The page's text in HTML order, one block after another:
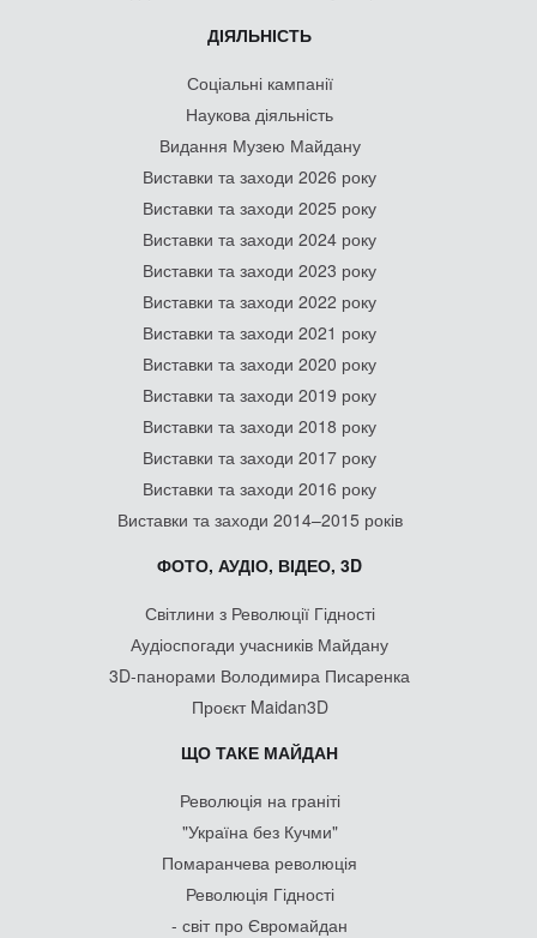
ДІЯЛЬНІСТЬ
Соціальні кампанії
Наукова діяльність
Видання Музею Майдану
Виставки та заходи 2026 року
Виставки та заходи 2025 року
Виставки та заходи 2024 року
Виставки та заходи 2023 року
Виставки та заходи 2022 року
Виставки та заходи 2021 року
Виставки та заходи 2020 року
Виставки та заходи 2019 року
Виставки та заходи 2018 року
Виставки та заходи 2017 року
Виставки та заходи 2016 року
Виставки та заходи 2014–2015 років
ФОТО, АУДІО, ВІДЕО, 3D
Світлини з Революції Гідності
Аудіоспогади учасників Майдану
3D-панорами Володимира Писаренка
Проєкт Maidan3D
ЩО ТАКЕ МАЙДАН
Революція на граніті
"Україна без Кучми"
Помаранчева революція
Революція Гідності
- світ про Євромайдан